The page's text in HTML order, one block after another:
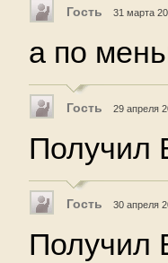
Гость 31 марта
а по
Гость 29 апреля
Получил
Гость 30 апреля
Получил